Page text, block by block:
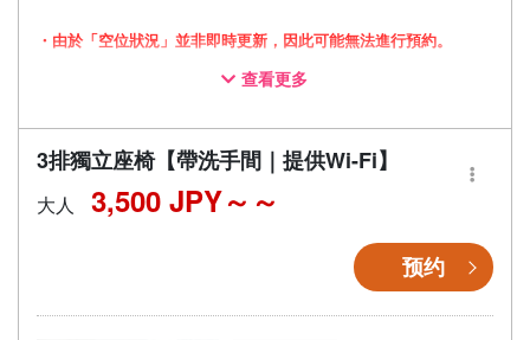
・由於「空位狀況」並非即時更新，因此可能無法進行預約。
・採用三列獨立座椅車廂，讓您舒適放鬆地旅途
查看更多
3排獨立座椅【帶洗手間｜提供Wi-Fi】
大人 3,500 JPY～
预约